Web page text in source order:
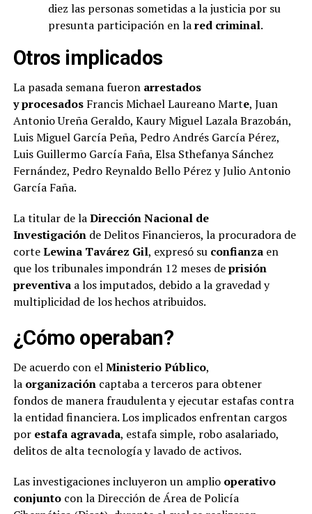
diez las personas sometidas a la justicia por su
presunta participación en lared criminal.
Otros implicados
La pasada semana fueronarrestados
yprocesadosFrancis Michael Laureano Marte, Juan
Antonio Ureña Geraldo, Kaury Miguel Lazala Brazobán,
Luis Miguel García Peña, Pedro Andrés García Pérez,
Luis Guillermo García Faña, Elsa Sthefanya Sánchez
Fernández, Pedro Reynaldo Bello Pérez y Julio Antonio
García Faña.
La titular de laDirección Nacional de
Investigaciónde Delitos Financieros, la procuradora de
corteLewina Tavárez Gil, expresó su confianzaen
que los tribunales impondrán 12 meses deprisión
preventivaa los imputados, debido a la gravedad y
multiplicidad de los hechos atribuidos.
¿Cómo operaban?
De acuerdo con elMinisterio Público,
la organizacióncaptaba a terceros para obtener
fondos de manera fraudulenta y ejecutar estafas contra
la entidad financiera. Los implicados enfrentan cargos
por estafa agravada, estafa simple, robo asalariado,
delitos de alta tecnología y lavado de activos.
Las investigaciones incluyeron un amplio operativo
conjuntocon la Dirección de Área de Policía